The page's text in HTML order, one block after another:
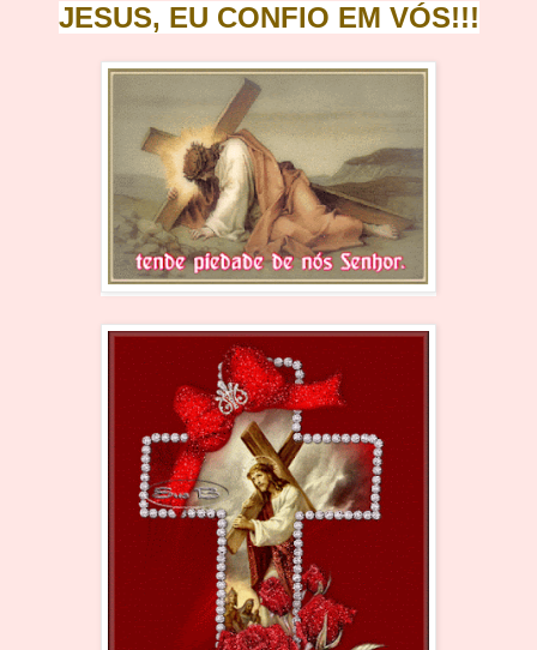
JESUS, EU CONFIO EM VÓS!!!